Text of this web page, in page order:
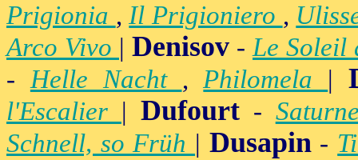
Prigionia ,Il Prigioniero ,
Arco Vivo | Denisov -Le Soleil
-Helle Nacht ,Philomela |
l'Escalier | Dufourt-
Schnell, so Früh | Dusapin-